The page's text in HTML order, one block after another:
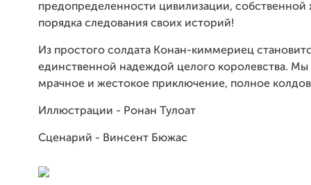
предопределенности цивилизации,
порядка следования своих историй!
Из простого солдата Конан-киммериец
единственной надеждой целого королевства. Мы
мрачное и жестокое приключение, полное
Иллюстрации - Ронан Тулоат
Сценарий - Винсент Бюжас